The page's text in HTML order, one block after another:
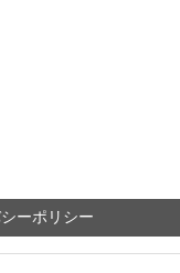
ーポリシー